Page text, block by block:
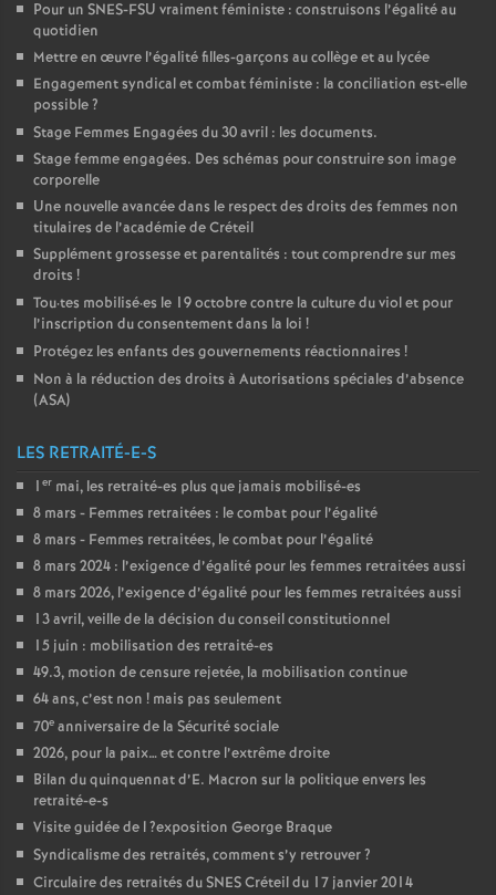
Pour un SNES-FSU vraiment féministe : construisons l’égalité au
quotidien
Mettre en œuvre l’égalité filles-garçons au collège et au lycée
Engagement syndical et combat féministe : la conciliation est-elle
possible?
Stage Femmes Engagées du 30 avril : les documents.
Stage femme engagées. Des schémas pour construire son image
corporelle
Une nouvelle avancée dans le respect des droits des femmes non
titulaires de l’académie de Créteil
Supplément grossesse et parentalités : tout comprendre sur mes
droits !
Tou·tes mobilisé·es le 19 octobre contre la culture du viol et pour
l’inscription du consentement dans la loi !
Protégez les enfants des gouvernements réactionnaires !
Non à la réduction des droits à Autorisations spéciales d’absence
(ASA)
LES RETRAITÉ-E-S
1 er mai, les retraité-es plus que jamais mobilisé-es
8 mars - Femmes retraitées : le combat pour l’égalité
8 mars - Femmes retraitées, le combat pour l’égalité
8 mars 2024 : l’exigence d’égalité pour les femmes retraitées aussi
8 mars 2026, l’exigence d’égalité pour les femmes retraitées aussi
13 avril, veille de la décision du conseil constitutionnel
15 juin : mobilisation des retraité-es
49.3, motion de censure rejetée, la mobilisation continue
64 ans, c’est non ! mais pas seulement
70e anniversaire de la Sécurité sociale
2026, pour la paix… et contre l’extrême droite
Bilan du quinquennat d’E. Macron sur la politique envers les
retraité-e-s
Visite guidée de l?exposition George Braque
Syndicalisme des retraités, comment s’y retrouver?
Circulaire des retraités duSNESCréteil du 17 janvier 2014